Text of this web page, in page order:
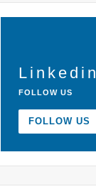
Linkedin
FOLLOW US
FOLLOW US